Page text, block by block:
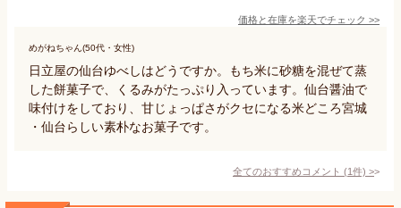
価格と在庫を楽天でチェック >>
めがねちゃん(50代・女性)
日立屋の仙台ゆべしはどうですか。もち米に砂糖を混ぜて蒸
した餅菓子で、くるみがたっぷり入っています。仙台醤油で
味付けをしており、甘じょっぱさがクセになる米どころ宮城
・仙台らしい素朴なお菓子です。
全てのおすすめコメント (1件) >